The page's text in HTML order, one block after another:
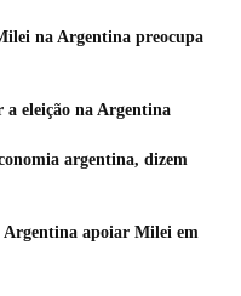
na Argentina preocupa
eleição na Argentina
argentina, dizem
Argentina apoiar Milei em